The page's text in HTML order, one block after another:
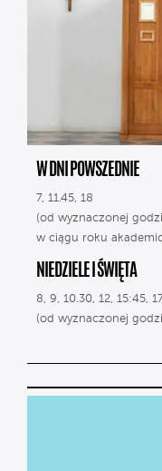
W DNI POWSZEDNIE
7, 11.45, 18
(od wyznaczonej
w ciągu roku
NIEDZIELE I ŚWIĘTA
8, 9, 10.30, 12, 15:45,
(od wyznaczonej